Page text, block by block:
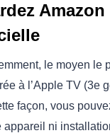
le moyen le
à l’Apple TV (3e
façon, vous
ni